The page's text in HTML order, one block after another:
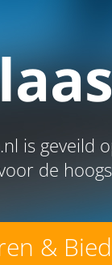
is geveild
de
&